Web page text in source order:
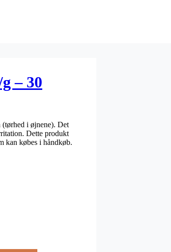
– 30
(tørhed i øjnene). Det
Dette produkt
kan købes i håndkøb.